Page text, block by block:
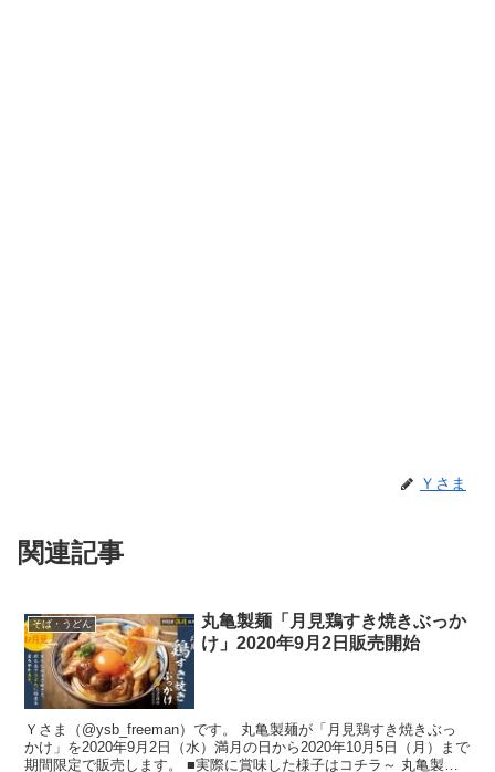
Ｙさま
関連記事
そば・うどん
丸亀製麺「月見鶏すき焼きぶっか
け」2020年9月2日販売開始
Ｙさま（@ysb_freeman）です。 丸亀製麺が「月見鶏すき焼きぶっ
かけ」を2020年9月2日（水）満月の日から2020年10月5日（月）まで
期間限定で販売します。 ■実際に賞味した様子はコチラ～ 丸亀製麺